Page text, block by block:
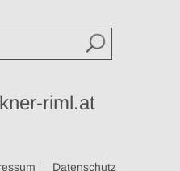
riml.at
Datenschutz